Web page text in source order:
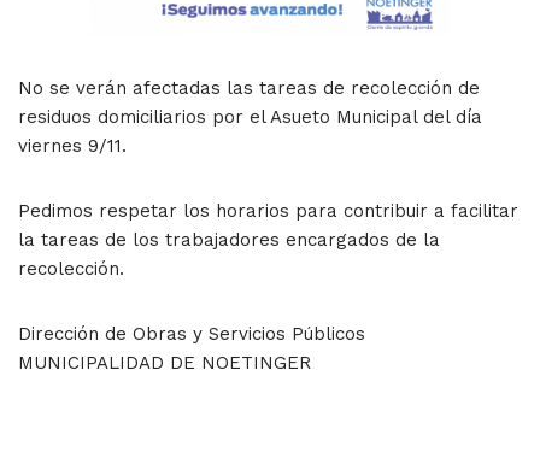
No se verán afectadas las tareas de recolección de
residuos domiciliarios por el Asueto Municipal del día
viernes 9/11.
Pedimos respetar los horarios para contribuir a facilitar
la tareas de los trabajadores encargados de la
recolección.
Dirección de Obras y Servicios Públicos
MUNICIPALIDAD DE NOETINGER